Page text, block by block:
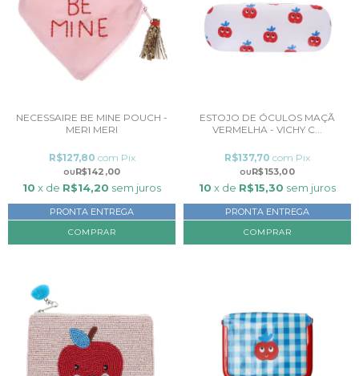
NECESSAIRE BE MINE POUCH -
MERI MERI
R$142,00
R$127,80 com Pix
10 x de R$14,20 sem juros
PRONTA ENTREGA
ESTOJO DE ÓCULOS MAÇÃ
VERMELHA - VICHY C...
R$153,00
R$137,70 com Pix
10 x de R$15,30 sem juros
PRONTA ENTREGA